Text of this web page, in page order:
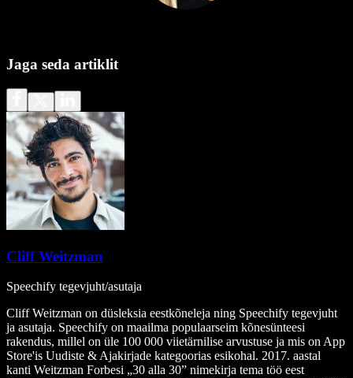
Jaga seda artiklit
Cliff Weitzman
Speechify tegevjuht/asutaja
Cliff Weitzman on düsleksia eestkõneleja ning Speechify tegevjuht
ja asutaja. Speechify on maailma populaarseim kõnesünteesi
rakendus, millel on üle 100 000 viietärnilise arvustuse ja mis on App
Store'is Uudiste & Ajakirjade kategoorias esikohal. 2017. aastal
kanti Weitzman Forbesi „30 alla 30” nimekirja tema töö eest